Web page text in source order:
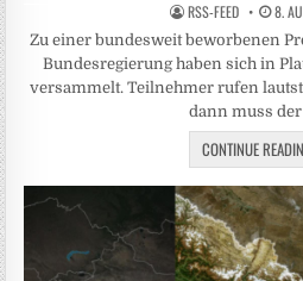
RSS-FEED 8.
Zu einer bundesweit beworbenen
Bundesregierung haben sich in
versammelt. Teilnehmer rufen
dann muss
CONTINUE